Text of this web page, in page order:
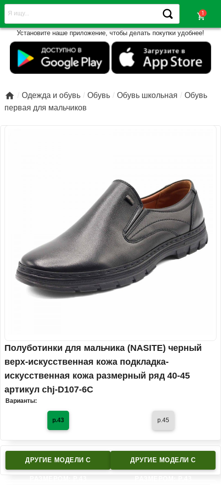
shopping_cart
Установите наше приложение, чтобы делать покупки удобнее!
 Одежда и обувь Обувь Обувь школьная
Обувь
первая для мальчиков
Полуботинки для мальчика (NASITE) черный
верх-искусственная кожа подкладка-
искусственная кожа размерный ряд 40-45
артикул chj-D107-6C
Варианты:
р.43 р.45
ДРУГИЕ МОДЕЛИ C ДРУГИЕ МОДЕЛИ C